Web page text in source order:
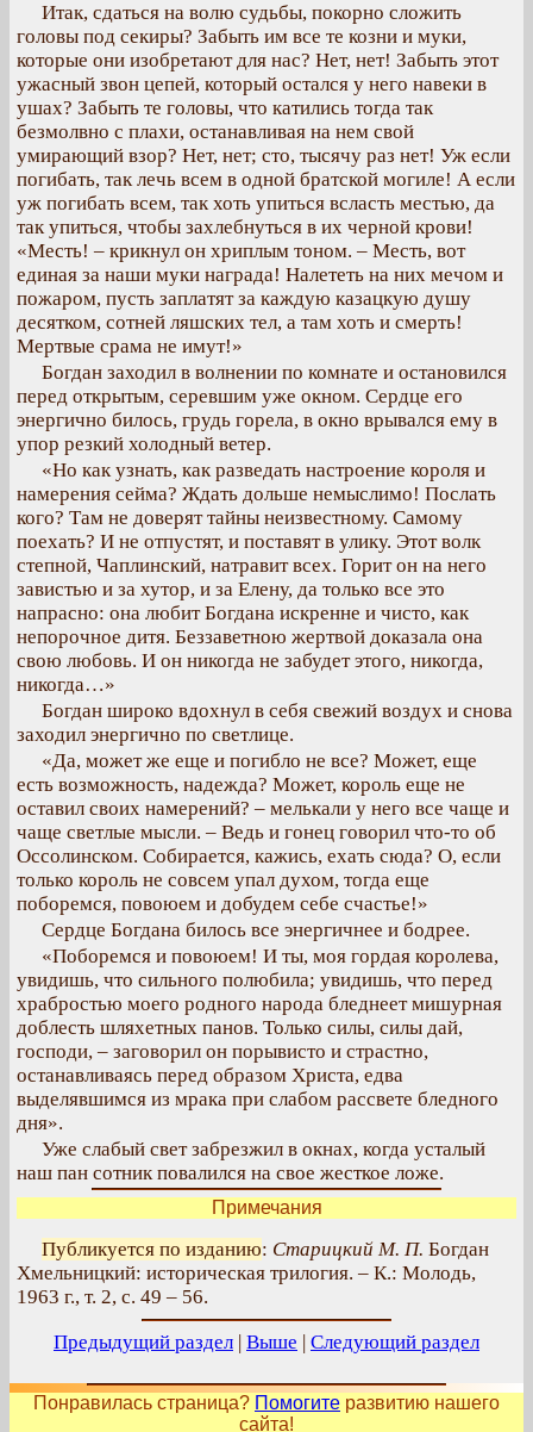
Итак, сдаться на волю судьбы, покорно сложить
головы под секиры? Забыть им все те козни и муки,
которые они изобретают для нас? Нет, нет! Забыть этот
ужасный звон цепей, который остался у него навеки в
ушах? Забыть те головы, что катились тогда так
безмолвно с плахи, останавливая на нем свой
умирающий взор? Нет, нет; сто, тысячу раз нет! Уж если
погибать, так лечь всем в одной братской могиле! А если
уж погибать всем, так хоть упиться всласть местью, да
так упиться, чтобы захлебнуться в их черной крови!
«Месть! – крикнул он хриплым тоном. – Месть, вот
единая за наши муки награда! Налететь на них мечом и
пожаром, пусть заплатят за каждую казацкую душу
десятком, сотней ляшских тел, а там хоть и смерть!
Мертвые срама не имут!»
Богдан заходил в волнении по комнате и остановился
перед открытым, серевшим уже окном. Сердце его
энергично билось, грудь горела, в окно врывался ему в
упор резкий холодный ветер.
«Но как узнать, как разведать настроение короля и
намерения сейма? Ждать дольше немыслимо! Послать
кого? Там не доверят тайны неизвестному. Самому
поехать? И не отпустят, и поставят в улику. Этот волк
степной, Чаплинский, натравит всех. Горит он на него
завистью и за хутор, и за Елену, да только все это
напрасно: она любит Богдана искренне и чисто, как
непорочное дитя. Беззаветною жертвой доказала она
свою любовь. И он никогда не забудет этого, никогда,
никогда…»
Богдан широко вдохнул в себя свежий воздух и снова
заходил энергично по светлице.
«Да, может же еще и погибло не все? Может, еще
есть возможность, надежда? Может, король еще не
оставил своих намерений? – мелькали у него все чаще и
чаще светлые мысли. – Ведь и гонец говорил что-то об
Оссолинском. Собирается, кажись, ехать сюда? О, если
только король не совсем упал духом, тогда еще
поборемся, повоюем и добудем себе счастье!»
Сердце Богдана билось все энергичнее и бодрее.
«Поборемся и повоюем! И ты, моя гордая королева,
увидишь, что сильного полюбила; увидишь, что перед
храбростью моего родного народа бледнеет мишурная
доблесть шляхетных панов. Только силы, силы дай,
господи, – заговорил он порывисто и страстно,
останавливаясь перед образом Христа, едва
выделявшимся из мрака при слабом рассвете бледного
дня».
Уже слабый свет забрезжил в окнах, когда усталый
наш пан сотник повалился на свое жесткое ложе.
Примечания
Публикуется по изданию: Старицкий М. П. Богдан
Хмельницкий: историческая трилогия. – К.: Молодь,
1963 г., т. 2, с. 49 – 56.
Предыдущий раздел | Выше | Следующий раздел
Понравилась страница? Помогите развитию нашего
сайта!